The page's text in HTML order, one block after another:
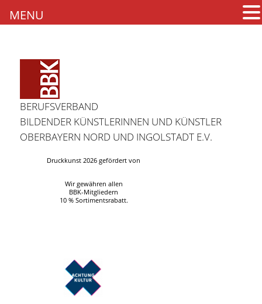
BERUFSVERBAND
BILDENDER KÜNSTLERINNEN UND KÜNSTLER
OBERBAYERN NORD UND INGOLSTADT E.V.
Druckkunst 2026 gefördert von
Wir gewähren allen
BBK-Mitgliedern
10 % Sortimentsrabatt.
MENU